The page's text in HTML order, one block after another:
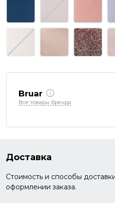
Bruar
Все товары бренда
Доставка
Стоимость и способы
оформлении заказа.